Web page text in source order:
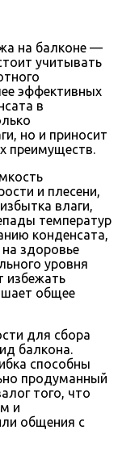
на балконе —
учитывать
эффективных
в
но и приносит
преимуществ.
и плесени,
влаги,
температур
конденсата,
здоровье
уровня
избежать
общее
для сбора
балкона.
способны
продуманный
того, что
и
общения с